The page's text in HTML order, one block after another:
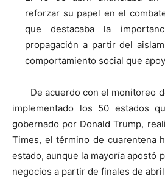
reforzar su papel en el
que destacaba la
propagación a partir del
comportamiento social que
De acuerdo con el monitoreo
implementado los 50 estados
gobernado por Donald Trump,
Times, el término de cuarentena
estado, aunque la mayoría apostó
negocios a partir de finales de